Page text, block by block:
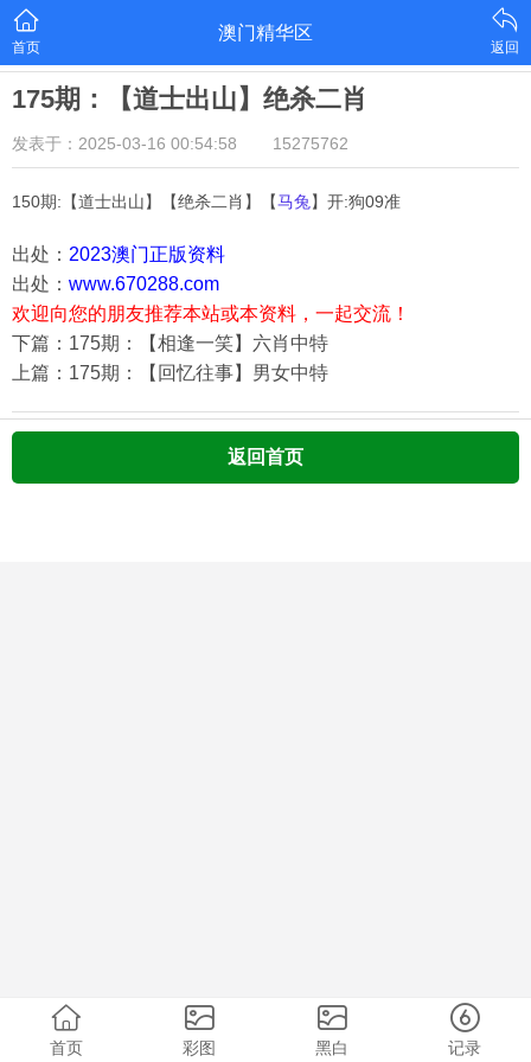
首页
澳门精华区
返回
175期：【道士出山】绝杀二肖
发表于：2025-03-16 00:54:58 15275762
150期:【道士出山】【绝杀二肖】【马兔 】开:狗09准
出处： 2023澳门正版资料
出处： www.670288.com
欢迎向您的朋友推荐本站或本资料，一起交流！
下篇：175期：【相逢一笑】六肖中特
上篇：175期：【回忆往事】男女中特
返回首页
首页 彩图 黑白 记录